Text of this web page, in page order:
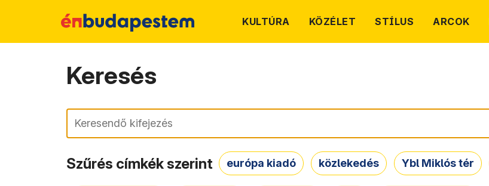
KULTÚRA KÖZÉLET STÍLUS ARCOK
Keresés
Keresés
Szűrés címkék szerint európa kiadó közlekedés Ybl Miklós tér